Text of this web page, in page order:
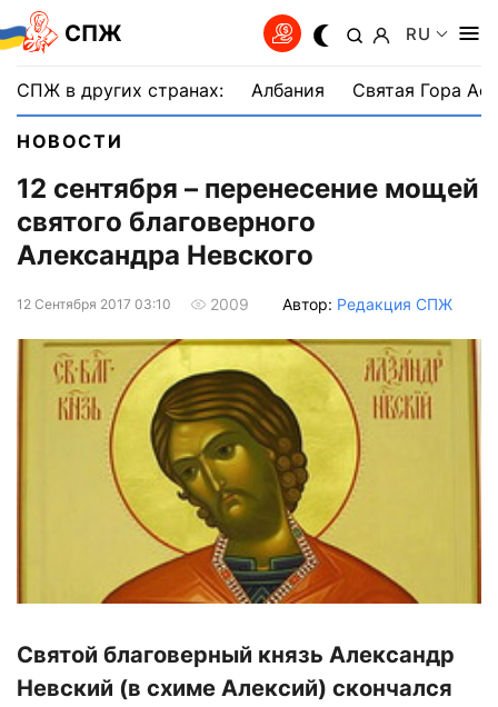
СПЖ RU
СПЖ в других странах: Албания Святая Гора
НОВОСТИ
12 сентября – перенесение мощей
святого благоверного
Александра Невского
12 Сентября 2017 03:10 2009 Автор: Редакция СПЖ
Святой благоверный князь Александр
Невский (в схиме Алексий) скончался